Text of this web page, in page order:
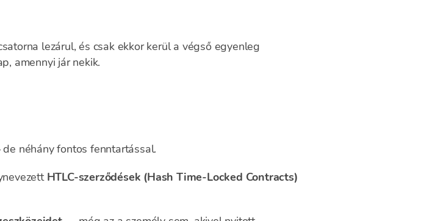
lezárul, és csak ekkor kerül a végső egyenleg
amennyi jár nekik.
néhány fontos fenntartással.
HTLC-szerződések (Hash Time-Locked Contracts)